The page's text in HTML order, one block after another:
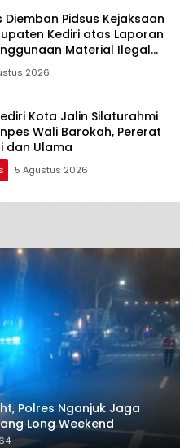
Diemban Pidsus Kejaksaan
Kediri atas Laporan
Material Ilegal
Oleh PT. HASTARI JAYA
2026
Kota Jalin Silaturahmi
Wali Barokah, Pererat
dan Ulama
5 Agustus 2026
Polres Nganjuk Jaga
Long Weekend